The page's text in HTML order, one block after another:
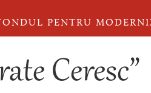
PENTRU
Ceresc”